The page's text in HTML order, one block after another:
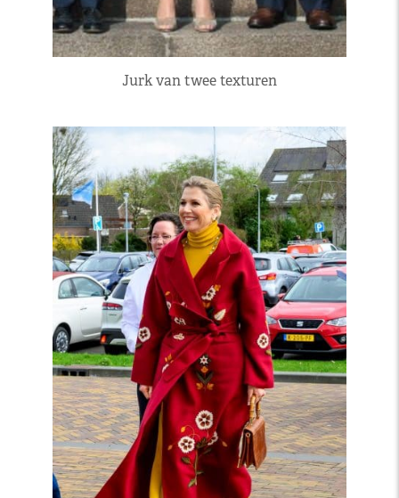
Jurk van twee texturen